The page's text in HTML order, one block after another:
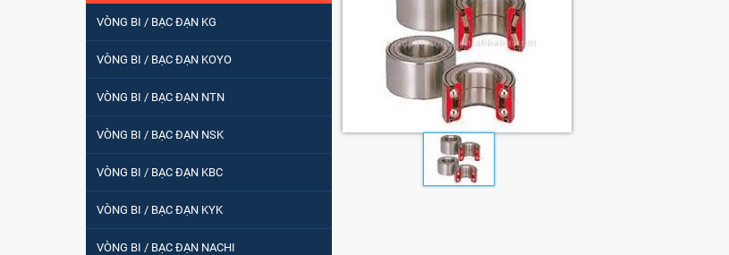
VÒNG BI / BẠC ĐẠN KG
VÒNG BI / BẠC ĐẠN KOYO
VÒNG BI / BẠC ĐẠN NTN
VÒNG BI / BẠC ĐẠN NSK
VÒNG BI / BẠC ĐẠN KBC
VÒNG BI / BẠC ĐẠN KYK
VÒNG BI / BẠC ĐẠN NACHI
NHÀO CÀ NA 24134
tròn : 698